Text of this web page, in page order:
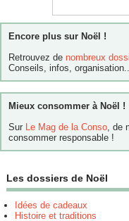
Encore plus sur Noël !
Retrouvez de nombreux
Conseils, infos,
Mieux consommer à Noël !
Sur Le Mag de la Conso, de
consommer responsable !
Les dossiers de Noël
Idées de cadeaux
Histoire et traditions